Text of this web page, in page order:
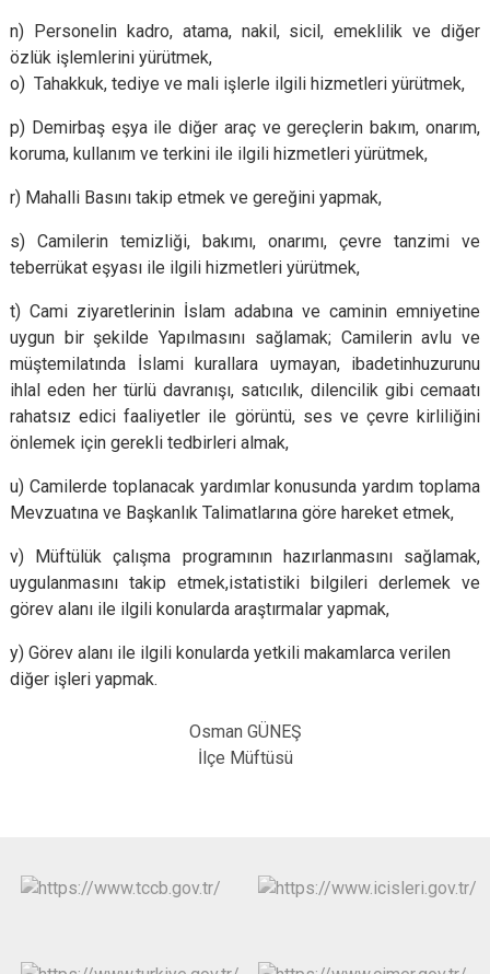
n) Personelin kadro, atama, nakil, sicil, emeklilik ve diğer
özlük işlemlerini yürütmek,
o) Tahakkuk, tediye ve mali işlerle ilgili hizmetleri yürütmek,
p) Demirbaş eşya ile diğer araç ve gereçlerin bakım, onarım,
koruma, kullanım ve terkini ile ilgili hizmetleri yürütmek,
r) Mahalli Basını takip etmek ve gereğini yapmak,
s) Camilerin temizliği, bakımı, onarımı, çevre tanzimi ve
teberrükat eşyası ile ilgili hizmetleri yürütmek,
t) Cami ziyaretlerinin İslam adabına ve caminin emniyetine
uygun bir şekilde Yapılmasını sağlamak; Camilerin avlu ve
müştemilatında İslami kurallara uymayan, ibadetinhuzurunu
ihlal eden her türlü davranışı, satıcılık, dilencilik gibi cemaatı
rahatsız edici faaliyetler ile görüntü, ses ve çevre kirliliğini
önlemek için gerekli tedbirleri almak,
u) Camilerde toplanacak yardımlar konusunda yardım toplama
Mevzuatına ve Başkanlık Talimatlarına göre hareket etmek,
v) Müftülük çalışma programının hazırlanmasını sağlamak,
uygulanmasını takip etmek,istatistiki bilgileri derlemek ve
görev alanı ile ilgili konularda araştırmalar yapmak,
y) Görev alanı ile ilgili konularda yetkili makamlarca verilen
diğer işleri yapmak.
Osman GÜNEŞ
İlçe Müftüsü